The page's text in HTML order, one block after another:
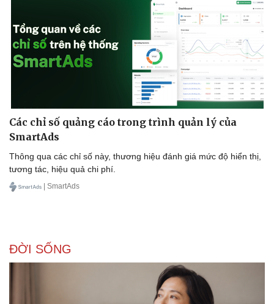
Các chỉ số quảng cáo trong trình quản lý của
SmartAds
Thông qua các chỉ số này, thương hiệu đánh giá mức độ hiển thị,
tương tác, hiệu quả chi phí.
| SmartAds
ĐỜI SỐNG